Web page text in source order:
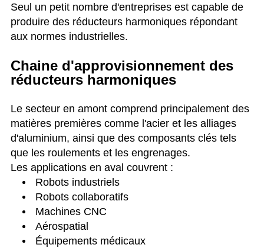
Seul un petit nombre d'entreprises est capable de
produire des réducteurs harmoniques répondant
aux normes industrielles.
Chaine d'approvisionnement des
réducteurs harmoniques
Le secteur en amont comprend principalement des
matières premières comme l'acier et les alliages
d'aluminium, ainsi que des composants clés tels
que les roulements et les engrenages.
Les applications en aval couvrent :
Robots industriels
Robots collaboratifs
Machines CNC
Aérospatial
Équipements médicaux